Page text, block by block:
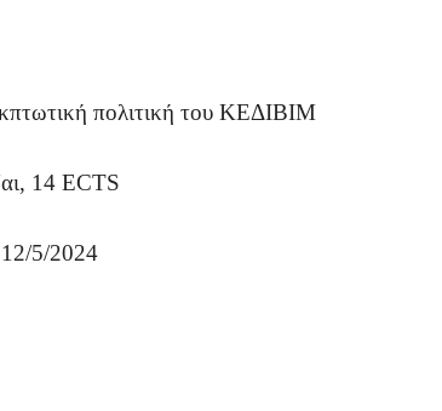
πολιτική του ΚΕΔΙΒΙΜ
14 ECTS
5/2024